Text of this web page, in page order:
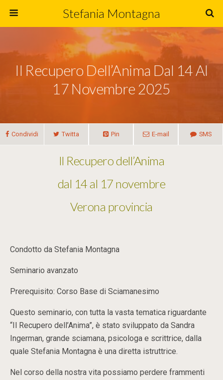
Stefania Montagna
Il Recupero Dell’Anima Dal 14 Al
17 Novembre 2025
Condividi Twitta Pin E-mail SMS
Il Recupero dell’Anima
dal 14 al 17 novembre
Verona provincia
Condotto da Stefania Montagna
Seminario avanzato
Prerequisito: Corso Base di Sciamanesimo
Questo seminario, con tutta la vasta tematica riguardante
“Il Recupero dell’Anima”, è stato sviluppato da Sandra
Ingerman, grande sciamana, psicologa e scrittrice, dalla
quale Stefania Montagna è una diretta istruttrice.
Nel corso della nostra vita possiamo perdere frammenti